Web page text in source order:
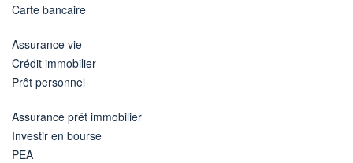
Carte bancaire
Assurance vie
Crédit immobilier
Prêt personnel
Assurance prêt immobilier
Investir en bourse
PEA